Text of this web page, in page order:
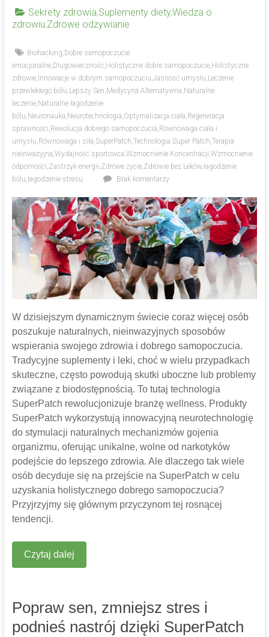
Sekrety zdrowia,Suplementy diety,Wiedza o
zdrowiu,Zdrowe odżywianie
Biohacking, Dobre samopoczucie
emocjonalne, Długowieczność, Holistyczne dobre samopoczucie, Holistyczne
zdrowie, Innowacje w dobrym samopoczuciu,Jasność umysłu, Leczenie
przewlekłego bólu, Lepszy Sen, Medycyna Alternatywna, Naturalne
leczenie, Naturalne łagodzenie
bólu, Neuronauka, Neurotechnologia,Optymalizacja ciała, Regeneracja
sprawności, Rewolucja dobrego samopoczucia, Równowaga ciała i
umysłu, Równowaga i siła,SuperPatch,Technologia Super Patch,Terapia
nieinwazyjna,Wydajność sportowca,Wzmocnienie Koncentracji,Wzmocnienie
odporności,Zastrzyk energii,Zdrowe życie,Zdrowie bez Leków,łagodzenie
bólu,łagodzenie stresu Brak komentarzy
W dzisiejszym dynamicznym świecie coraz więcej osób
poszukuje naturalnych, nieinwazyjnych sposobów
wspierania swojego zdrowia i dobrego samopoczucia.
Tradycyjne suplementy i leki, choć w wielu przypadkach
skuteczne, często powodują skutki uboczne lub problemy
związane z biodostępnością. To tutaj technologia
SuperPatch rewolucjonizuje branżę wellness. Produkty
SuperPatch wykorzystują innowacyjną neurotechnologię
do stymulacji naturalnych mechanizmów gojenia
organizmu, oferując unikalne, wolne od narkotyków
podejście do lepszego zdrowia. Ale dlaczego tak wiele
osób decyduje się na przejście na SuperPatch w celu
uzyskania holistycznego dobrego samopoczucia?
Przyjrzyjmy się głównym przyczynom tej rosnącej
tendencji.
Czytaj dalej
Popraw sen, zmniejsz stres i
podnieś nastrój dzięki SuperPatch